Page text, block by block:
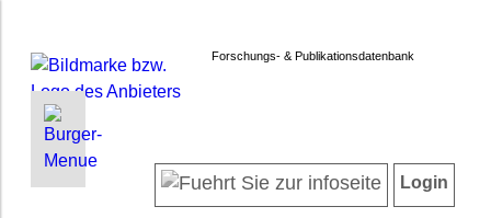
Forschungs- & Publikationsdatenbank
INFORMATIONEN | SUCHEN
LOGIN
Login